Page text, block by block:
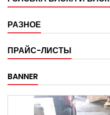
РАЗНОЕ
ПРАЙС-ЛИСТЫ
BANNER